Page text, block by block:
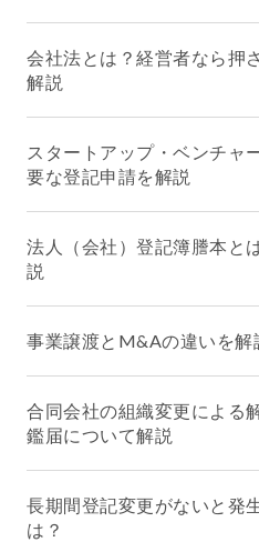
会社法とは？経営者なら押
解説
スタートアップ・ベンチャ
要な登記申請を解説
法人（会社）登記簿謄本と
説
事業譲渡とM&Aの違いを解
合同会社の組織変更による
鑑届について解説
長期間登記変更がないと発
は？